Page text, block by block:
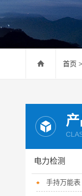
首页 >
电力检测
手持万能表